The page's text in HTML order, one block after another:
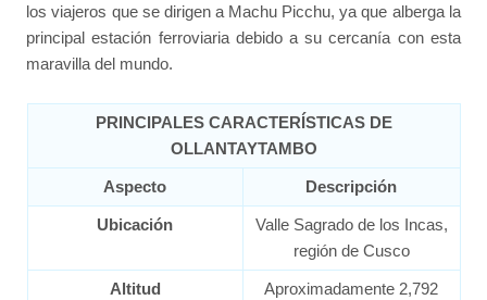
los viajeros que se dirigen a Machu Picchu, ya que alberga la
principal estación ferroviaria debido a su cercanía con esta
maravilla del mundo.
PRINCIPALES CARACTERÍSTICAS DE
OLLANTAYTAMBO
Aspecto Descripción
Ubicación
Valle Sagrado de los Incas,
región de Cusco
Altitud
Aproximadamente 2,792